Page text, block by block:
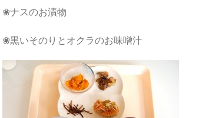
❀ナスのお漬物
❀黒いそのりとオクラのお味噌汁